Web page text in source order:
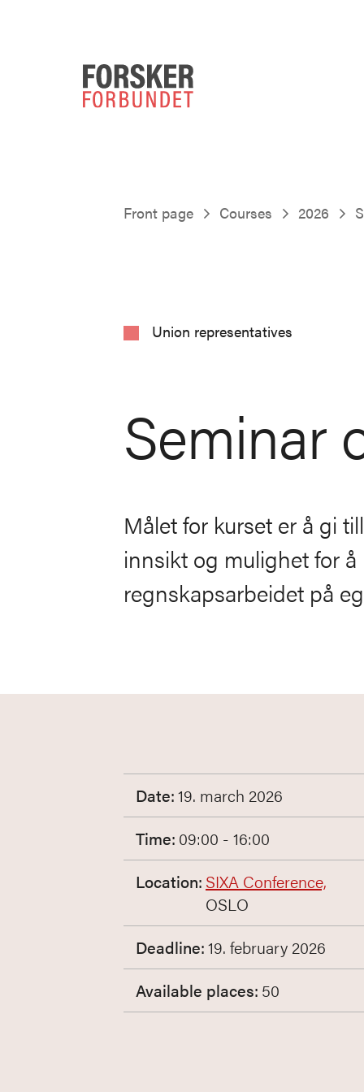
Front page Courses 2026
Union representatives
Seminar
Målet for kurset er å gi
innsikt og mulighet for
regnskapsarbeidet på
Date:19. march 2026
Time: 09:00 - 16:00
Location: SIXA Conference,
OSLO
Deadline:19. february 2026
Available places: 50